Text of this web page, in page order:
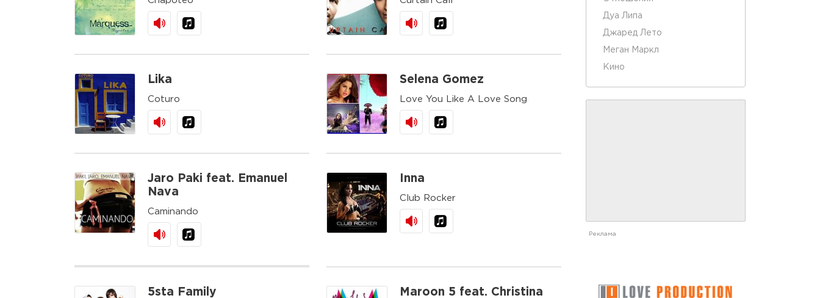
Lika
Coturo
Selena Gomez
Love You Like A Love Song
Jaro Paki feat. Emanuel
Nava
Caminando
Inna
Club Rocker
5sta Family
Maroon 5 feat. Christina
Дуа Липа
Джаред Лето
Меган Маркл
Кино
Реклама